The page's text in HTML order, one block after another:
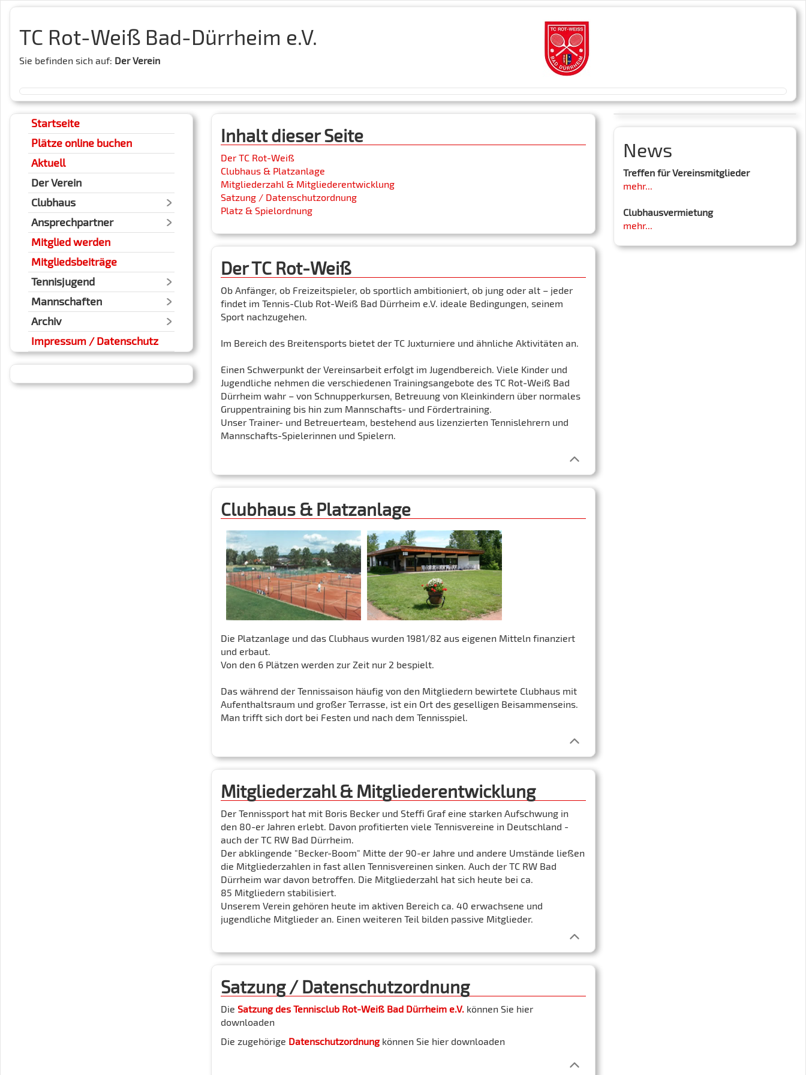
TC Rot-Weiß Bad-Dürrheim e.V.
Sie befinden sich auf: Der Verein
Startseite
Plätze online buchen
Aktuell
Der Verein
Clubhaus
Ansprechpartner
Mitglied werden
Mitgliedsbeiträge
Tennisjugend
Mannschaften
Archiv
Impressum / Datenschutz
Inhalt dieser Seite
Der TC Rot-Weiß
Clubhaus & Platzanlage
Mitgliederzahl & Mitgliederentwicklung
Satzung / Datenschutzordnung
Platz & Spielordnung
Der TC Rot-Weiß
Ob Anfänger, ob Freizeitspieler, ob sportlich ambitioniert, ob jung oder alt – jeder
findet im Tennis-Club Rot-Weiß Bad Dürrheim e.V. ideale Bedingungen, seinem
Sport nachzugehen.
Im Bereich des Breitensports bietet der TC Juxturniere und ähnliche Aktivitäten an.
Einen Schwerpunkt der Vereinsarbeit erfolgt im Jugendbereich. Viele Kinder und
Jugendliche nehmen die verschiedenen Trainingsangebote des TC Rot-Weiß Bad
Dürrheim wahr – von Schnupperkursen, Betreuung von Kleinkindern über normales
Gruppentraining bis hin zum Mannschafts- und Fördertraining.
Unser Trainer- und Betreuerteam, bestehend aus lizenzierten Tennislehrern und
Mannschafts-Spielerinnen und Spielern.
Clubhaus & Platzanlage
Die Platzanlage und das Clubhaus wurden 1981/82 aus eigenen Mitteln finanziert
und erbaut.
Von den 6 Plätzen werden zur Zeit nur 2 bespielt.
Das während der Tennissaison häufig von den Mitgliedern bewirtete Clubhaus mit
Aufenthaltsraum und großer Terrasse, ist ein Ort des geselligen Beisammenseins.
Man trifft sich dort bei Festen und nach dem Tennisspiel.
Mitgliederzahl & Mitgliederentwicklung
Der Tennissport hat mit Boris Becker und Steffi Graf eine starken Aufschwung in
den 80-er Jahren erlebt. Davon profitierten viele Tennisvereine in Deutschland -
auch der TC RW Bad Dürrheim.
Der abklingende "Becker-Boom" Mitte der 90-er Jahre und andere Umstände ließen
die Mitgliederzahlen in fast allen Tennisvereinen sinken. Auch der TC RW Bad
Dürrheim war davon betroffen. Die Mitgliederzahl hat sich heute bei ca.
85 Mitgliedern stabilisiert.
Unserem Verein gehören heute im aktiven Bereich ca. 40 erwachsene und
jugendliche Mitglieder an. Einen weiteren Teil bilden passive Mitglieder.
Satzung / Datenschutzordnung
Die Satzung des Tennisclub Rot-Weiß Bad Dürrheim e.V.können Sie hier
downloaden
Die zugehörige Datenschutzordnungkönnen Sie hier downloaden
News
Treffen für Vereinsmitglieder
mehr...
Clubhausvermietung
mehr...